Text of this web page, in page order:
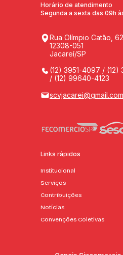
Horário de atendimento
Segunda a sexta das 09h
Rua Olímpio Catão,
12308-051
Jacareí/SP
(12) 3951-4097 / (12)
/ (12) 99640-4123
scvjacarei@gmail.com
Links rápidos
Institucional
Serviços
Contribuições
Notícias
Convenções Coletivas